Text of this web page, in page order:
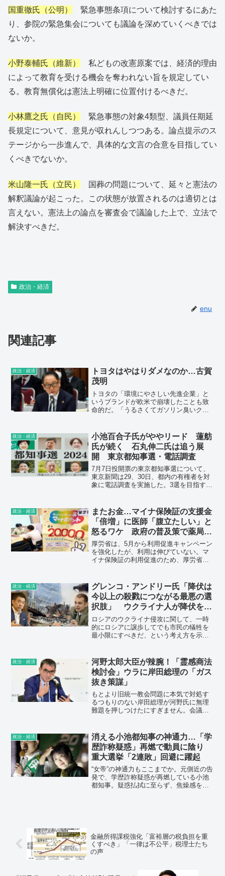
国重徹氏（公明）
緊急事態条項について検討するにあた
り、参院の緊急集会についても議論を深めていくべきでは
ないか。
小野泰輔氏（維新）
私どもの改憲原案では、経済的理由
によって教育を受ける機会を奪われない旨を規定してい
る。教育無償化は憲法上明確に位置付けるべきだ。
小林鷹之氏（自民）
緊急事態の対象4類型、議員任期延
長規定について、意見が収れんしつつある。論点提示のス
テージから一歩進んで、具体的な文言の合意を目指してい
くべきでないか。
米山隆一氏（立民）
国葬の問題について、延々と憲法の
解釈議論が起こった。この状態が放置されるのは適切とは
言えない。憲法上の論点を審査会で議論した上で、立法で
解決すべきだ。
政治・経済
enu
関連記事
政治・経済
トヨタはやはりダメなのか…古賀
茂明
トヨタの「環境にやさしい先進企業」と
いうブランドが欧米で崩壊したことも致
命的だ。「うるさくてガソリン臭いクル
というイメージが漂うトヨタのEVに期待
する者はいない。
政治・経済
小池百合子氏がややリード 蓮舫
氏が続く 石丸伸二氏は追う展
開 東京都知事選・電話調査
7月7日投開票の東京都知事選について、
東京新聞は29、30日、都内の有権者を対
象に電話調査を実施した。3選を目指す現
島県安芸高田市長の石丸伸二氏（41）が
追う展開となっている。
政治・経済
またお金…マイナ保険証の支援金
「倍増」に医師「腹立たしい」と
怒るワケ 政府の普及策で薬局の
窓口混乱も
厚労省は、5月から利用促進キャンペーン
を強化したが、利用は伸びていない。マ
イナ保険証の利用促進のため、厚労省
円にする方針を報告した。
政治・経済
グレンコ・アンドリー氏「降伏は
今以上の殺戮につながる最悪の選
択肢」 ウクライナ人が降伏をし
ない理由、橋下徹氏や玉川徹氏に
は理解不能
ロシアのウクライナ侵攻に関して、一時
的にロシアに譲歩してでも市民の犠牲を
最小限にすべきだ、という考え方を示す
の代表格だ。日本の場合、降伏相手がア
メリカだったからよかったが、ソ連だっ
たら、傀儡政権を作ったのち、日本人の
半分ほどをシベリアに強制移住させたあ
と、ロシア人を入れて日本本土を支配し
ただろう。つまり、国を奪われていたの
だ。
政治・経済
河野太郎大臣が辣腕！「霊感商法
検討会」ウラに岸田総理の「ガス
抜き策謀」
もとより旧統一教会問題に本気で対処す
るつもりのない岸田総理が河野氏に無理
難題を押しつけたにすぎません。会議は
ちするのを願っているのです。
政治・経済
消える小池都知事の神通力…「学
歴詐称疑惑」再燃で動員に陰り
重大選挙「2連敗」回避に躍起
“女帝”の神通力もここまでか。元側近の告
発で、学歴詐称疑惑が再燃している小池
都知事。疑惑払拭に至らず、焦燥感を募
金融所得課税強化「富裕層の税負担を重
くすべき」「一律は不公平」税理士たち
の声